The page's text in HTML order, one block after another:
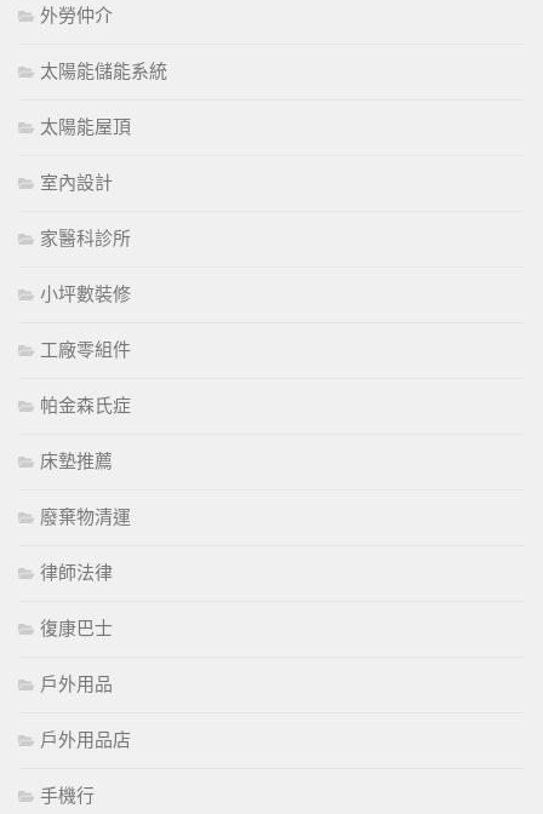
外勞仲介
太陽能儲能系統
太陽能屋頂
室內設計
家醫科診所
小坪數裝修
工廠零組件
帕金森氏症
床墊推薦
廢棄物清運
律師法律
復康巴士
戶外用品
戶外用品店
手機行